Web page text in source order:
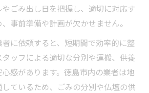
ごみ出し日を把握し、適切に対応す
事前準備や計画が欠かせません。
に依頼すると、短期間で効率的に整
ッフによる適切な分別や運搬、供養
感があります。徳島市内の業者は地
ているため、ごみの分別や仏壇の供